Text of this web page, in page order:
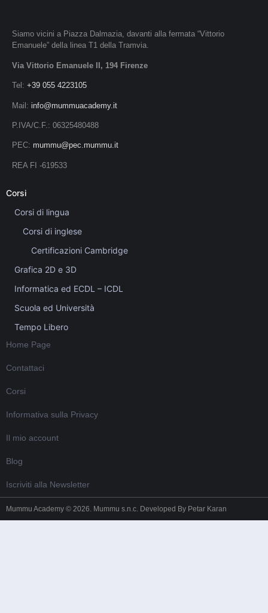
Siamo vicini a Piazza Dalmazia, davanti alla fermata “Vittorio
Emanuele” della linea T1 della Tramvia.
Via Vittorio Emanuele II, 194 Firenze
Tel: +39 055 4223105
Mail: info@mummuacademy.it
P.IVA/C.F.: 06325480488
PEC: mummu@pec.mummu.it
REA FI -619533
Corsi
Corsi di lingua
Corsi di inglese
Certificazioni Cambridge
Grafica 2D e 3D
Informatica ed ECDL – ICDL
Scuola ed Università
Tempo Libero
Home Page
Contattaci
Corsi
Informativa sulla Privacy
Il mio account
Blog
Iscriviti alla Newsletter
Mummu Academy © 2026. Mummu s.n.c. Developed By Petar Karan